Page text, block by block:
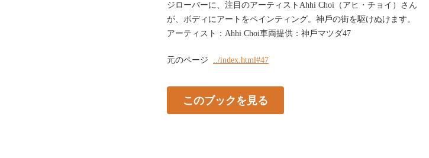
ジローバーに、注⽬のアーティストAhhi Choi（アヒ・チョイ）さん
が、ボディにアートをペインティング。神⼾の街を駆けぬけます。
アーティスト：Ahhi Choi車両提供：神⼾マツダ47
元のページ ../index.html#47
このブックを見る